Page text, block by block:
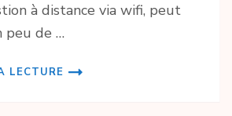
à distance via wifi, peut
peu de …
LECTURE